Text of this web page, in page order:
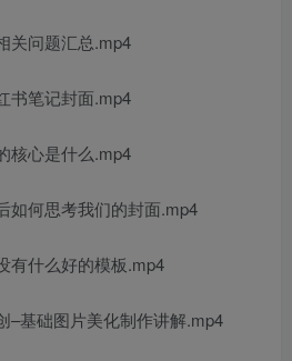
关问题汇总.mp4
书笔记封面.mp4
核心是什么.mp4
如何思考我们的封面.mp4
有什么好的模板.mp4
–基础图片美化制作讲解.mp4